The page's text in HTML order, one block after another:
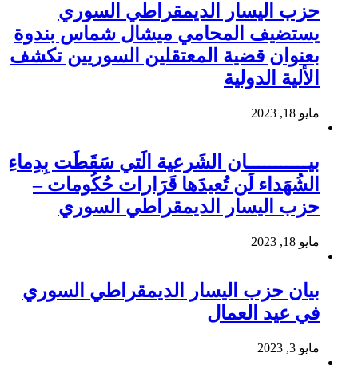
حزب اليسار الديمقراطي السوري
يستضيف المحامي ميشال شماس بندوة
بعنوان قضية المعتقلين السوريين تكشف
الألية الدولية
مايو 18, 2023
بيـــــــــــان الشَرعية الَتي سَقَطَت بِدِماءِ
الشُهَداء لَن تُعيدَها قَرَارات حُكُومات –
حزب اليسار الديمقراطي السوري
مايو 18, 2023
بيان حزب اليسار الديمقراطي السوري
في عيد العمال
مايو 3, 2023